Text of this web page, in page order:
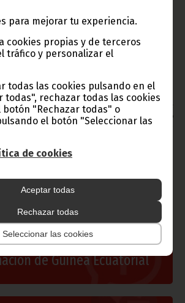
para mejorar tu experiencia.
cookies propias y de terceros
tráfico y personalizar el
todas las cookies pulsando en el
todas", rechazar todas las cookies
botón "Rechazar todas" o
el botón "Seleccionar las
de cookies
Aceptar todas
Rechazar todas
Seleccionar las cookies
todas las medidas necesarias para
regulares, conforme a las disposiciones
Estado y Gobierno de la República de
E. Obiang Nguema Mbasogo, sustituye a su
S. E. Ali Bongo Ondimba, como Presidente
y Prensa de Guinea Ecuatorial
total o parcial de este artículo o de las
debe hacerse, siempre y en todo
de la fuente de origen de la misma
y Prensa de Guinea Ecuatorial).
e Instituciones
de Guinea Ecuatorial